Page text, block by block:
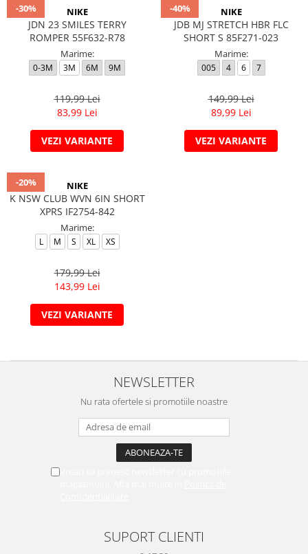
-30% NIKE
JDN 23 SMILES TERRY
ROMPER 55F632-R78
Marime:
0-3M 3M 6M 9M
119,99 Lei
83,99 Lei
VEZI VARIANTE
-40% NIKE
JDB MJ STRETCH HBR FLC
SHORT S 85F271-023
Marime:
005 4 6 7
149,99 Lei
89,99 Lei
VEZI VARIANTE
-20% NIKE
K NSW CLUB WVN 6IN SHORT
XPRS IF2754-842
Marime:
L M S XL XS
179,99 Lei
143,99 Lei
VEZI VARIANTE
NEWSLETTER
Nu rata ofertele si promotiile noastre
SUPORT CLIENTI